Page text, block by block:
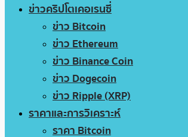
ข่าวคริปโตเคอเรนซี่
ข่าว Bitcoin
ข่าว Ethereum
ข่าว Binance Coin
ข่าว Dogecoin
ข่าว Ripple (XRP)
ราคาและการวิเคราะห์
ราคา Bitcoin